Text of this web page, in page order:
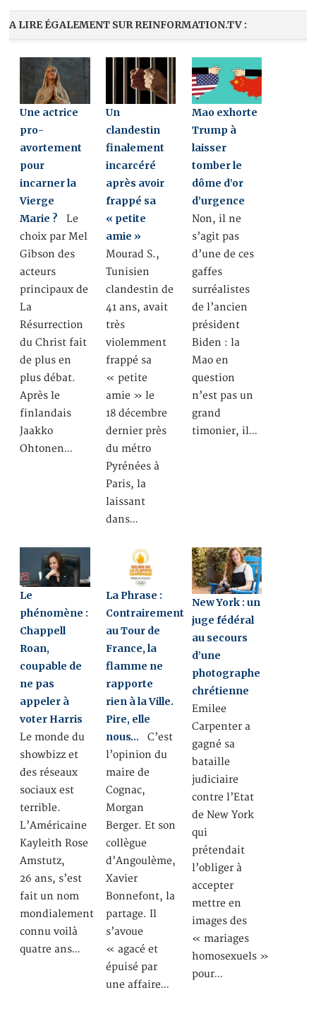
A LIRE ÉGALEMENT SUR REINFORMATION.TV :
Une actrice
pro-
avortement
pour
incarner la
Vierge
Marie ? Le
choix par Mel
Gibson des
acteurs
principaux de
La
Résurrection
du Christ fait
de plus en
plus débat.
Après le
finlandais
Jaakko
Ohtonen…
Un
clandestin
finalement
incarcéré
après avoir
frappé sa
« petite
amie »
Mourad S.,
Tunisien
clandestin de
41 ans, avait
très
violemment
frappé sa
« petite
amie » le
18 décembre
dernier près
du métro
Pyrénées à
Paris, la
laissant
dans…
Mao exhorte
Trump à
laisser
tomber le
dôme d’or
d’urgence
Non, il ne
s’agit pas
d’une de ces
gaffes
surréalistes
de l’ancien
président
Biden : la
Mao en
question
n’est pas un
grand
timonier, il…
Le
phénomène :
Chappell
Roan,
coupable de
ne pas
appeler à
voter Harris
Le monde du
showbizz et
des réseaux
sociaux est
terrible.
L’Américaine
Kayleith Rose
Amstutz,
26 ans, s’est
fait un nom
mondialement
connu voilà
quatre ans…
La Phrase :
Contrairement
au Tour de
France, la
flamme ne
rapporte
rien à la Ville.
Pire, elle
nous… C’est
l’opinion du
maire de
Cognac,
Morgan
Berger. Et son
collègue
d’Angoulème,
Xavier
Bonnefont, la
partage. Il
s’avoue
« agacé et
épuisé par
une affaire…
New York : un
juge fédéral
au secours
d’une
photographe
chrétienne
Emilee
Carpenter a
gagné sa
bataille
judiciaire
contre l’Etat
de New York
qui
prétendait
l’obliger à
accepter
mettre en
images des
« mariages
homosexuels »
pour…